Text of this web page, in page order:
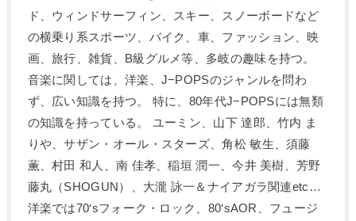
ド、ウィンドサーフィン、スキー、スノーボードなど
の横乗り系スポーツ、バイク、車、ファッション、映
画、旅行、雑貨、B級グルメ等、多岐の趣味を持つ。
音楽に関しては、洋楽、J−POPSのジャンルを問わ
ず、広い知識を持つ。 特に、80年代J−POPSには無類
の知識を持っている。 ユーミン、山下 達郎、竹内 ま
りや、サザン・オール・スターズ、角松 敏生、須藤
薫、村田 和人、南 佳孝、稲垣 潤一、今井 美樹、芳野
藤丸（SHOGUN）、大瀧 詠一＆ナイアガラ関連etc…
洋楽では70‘sフォーク・ロック、80‘sAOR、フュージ